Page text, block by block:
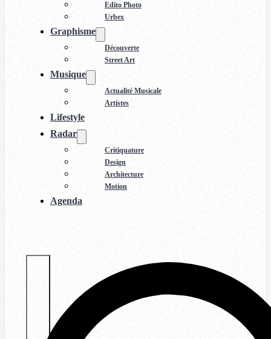
Edito Photo
Urbex
Graphisme
Découverte
Street Art
Musique
Actualité Musicale
Artistes
Lifestyle
Radar
Critiquature
Design
Architecture
Motion
Agenda